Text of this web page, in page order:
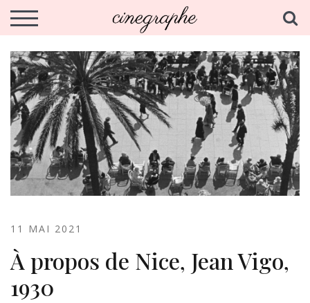
Skip
cinegraphe.fr
Analyse et écriture du cinema de la Nouvelle Vague
TOGGLE MOBILE MENU
11 MAI 2021
À propos de Nice, Jean Vigo,
1930